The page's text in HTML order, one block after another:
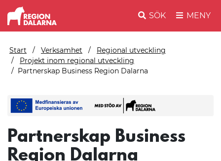
SÖK MENY
Start Verksamhet
Regional utveckling
Projekt inom regional utveckling
Partnerskap Business Region Dalarna
Partnerskap Business
Region Dalarna